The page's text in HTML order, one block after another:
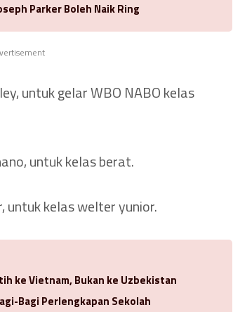
Parker Boleh Naik Ring
untuk gelar WBO NABO kelas
untuk kelas berat.
untuk kelas welter yunior.
ke Vietnam, Bukan ke Uzbekistan
Bagi Perlengkapan Sekolah